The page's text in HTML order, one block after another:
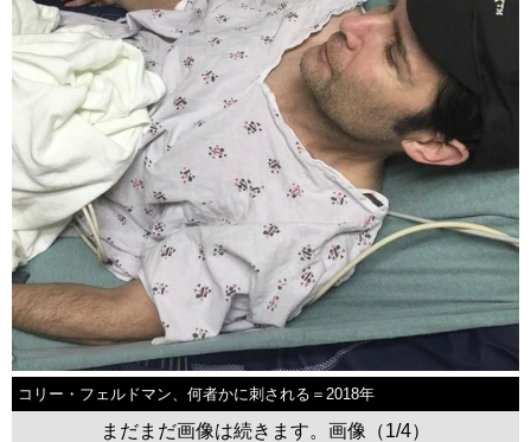
コリー・フェルドマン、何者かに刺される＝2018年
まだまだ画像は続きます。画像（1/4）